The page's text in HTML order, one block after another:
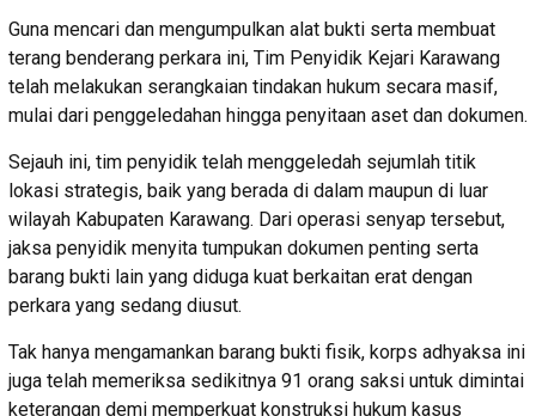
Guna mencari dan mengumpulkan alat bukti serta membuat
terang benderang perkara ini, Tim Penyidik Kejari Karawang
telah melakukan serangkaian tindakan hukum secara masif,
mulai dari penggeledahan hingga penyitaan aset dan dokumen.
Sejauh ini, tim penyidik telah menggeledah sejumlah titik
lokasi strategis, baik yang berada di dalam maupun di luar
wilayah Kabupaten Karawang. Dari operasi senyap tersebut,
jaksa penyidik menyita tumpukan dokumen penting serta
barang bukti lain yang diduga kuat berkaitan erat dengan
perkara yang sedang diusut.
Tak hanya mengamankan barang bukti fisik, korps adhyaksa ini
juga telah memeriksa sedikitnya 91 orang saksi untuk dimintai
keterangan demi memperkuat konstruksi hukum kasus